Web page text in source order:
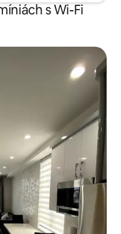
s Wi-Fi